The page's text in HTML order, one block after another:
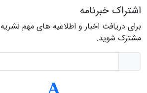
اشتراک خبرنامه
برای دریافت اخبار و اطلاعیه های مهم
مشترک شوید.